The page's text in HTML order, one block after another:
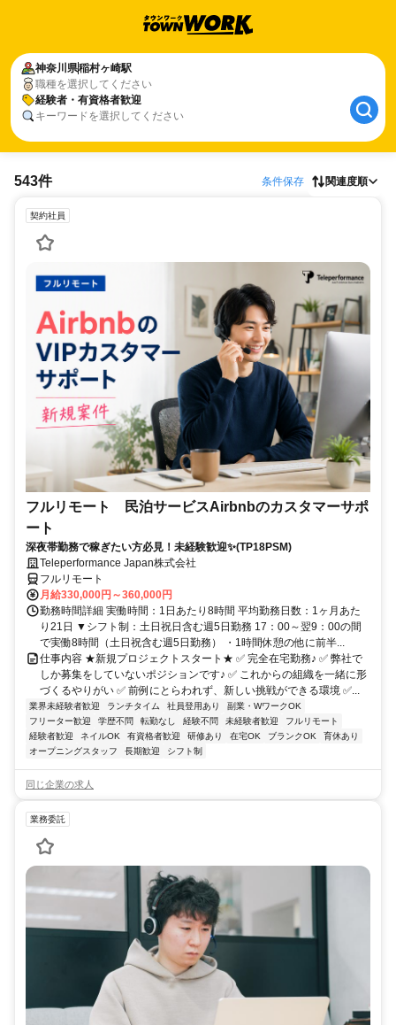
神奈川県稲村ヶ崎駅
職種を選択してください
経験者・有資格者歓迎
キーワードを選択してください
543件 条件保存 関連度順
契約社員
フルリモート 民泊サービスAirbnbのカスタマーサポ
ート
深夜帯勤務で稼ぎたい方必見！未経験歓迎✨(TP18PSM)
Teleperformance Japan株式会社
フルリモート
月給330,000円～360,000円
勤務時間詳細 実働時間：1日あたり8時間 平均勤務日数：1ヶ月あた
り21日 ▼シフト制：土日祝日含む週5日勤務 17：00～翌9：00の間
で実働8時間（土日祝含む週5日勤務） ・1時間休憩の他に前半...
仕事内容 ★新規プロジェクトスタート★ ✅ 完全在宅勤務♪ ✅ 弊社で
しか募集をしていないポジションです♪ ✅ これからの組織を一緒に形
づくるやりがい ✅ 前例にとらわれず、新しい挑戦ができる環境 ✅...
業界未経験者歓迎 ランチタイム 社員登用あり
副業・WワークOK
フリーター歓迎
学歴不問 転勤なし 経験不問 未経験者歓迎
フルリモート
経験者歓迎
ネイルOK 有資格者歓迎 研修あり 在宅OK ブランクOK
育休あり
オープニングスタッフ
長期歓迎 シフト制
同じ企業の求人
業務委託